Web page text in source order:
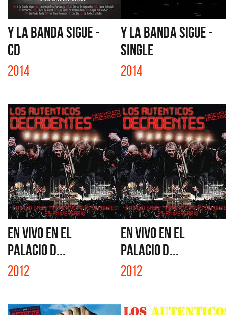
Y LA BANDA SIGUE -
CD
2014
Y LA BANDA SIGUE -
SINGLE
2014
EN VIVO EN EL
PALACIO D...
2012
EN VIVO EN EL
PALACIO D...
2012